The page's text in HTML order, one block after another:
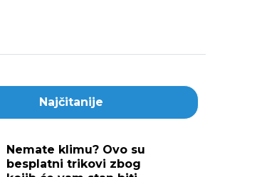
Najčitanije
Nemate klimu? Ovo su
besplatni trikovi zbog